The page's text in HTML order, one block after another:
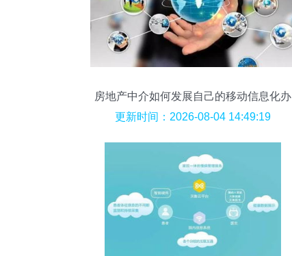
房地产中介如何发展自己的移动信息化办
公服务
更新时间：2026-08-04 14:49:19